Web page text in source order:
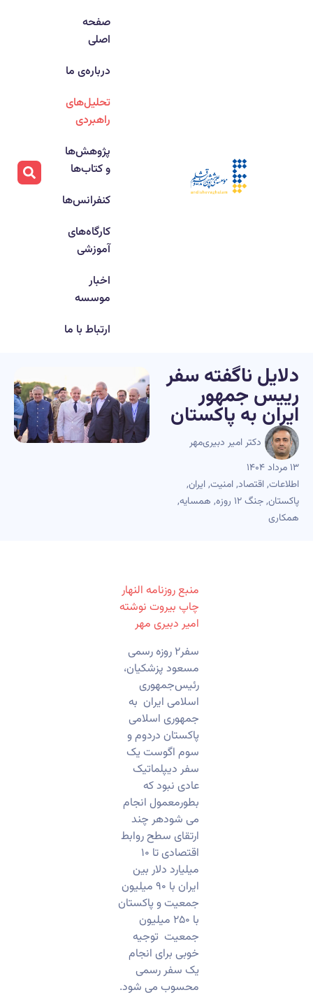
صفحه
اصلی
درباره‌ی ما
تحلیل‌های
راهبردی
پژوهش‌ها
و کتاب‌ها
کنفرانس‌ها
کارگاه‌های
آموزشی
اخبار
موسسه
ارتباط با ما
دلایل ناگفته سفر
رییس جمهور
ایران به پاکستان
دکتر امیر دبیری‌مهر
۱۳ مرداد ۱۴۰۴
اطلاعات,اقتصاد,امنیت,ایران,
پاکستان,جنگ ۱۲ روزه ,همسایه,
همکاری
منبع روزنامه النهار
چاپ بیروت نوشته
امیر دبیری مهر
سفر۲ روزه رسمی
مسعود پزشکیان،
رئیس‌جمهوری
اسلامی ایران به
جمهوری اسلامی
پاکستان دردوم و
سوم اگوست یک
سفر دیپلماتیک
عادی نبود که
بطورمعمول انجام
می شودهر چند
ارتقای سطح روابط
اقتصادی تا ۱۰
میلیارد دلار بین
ایران با ۹۰ میلیون
جمعیت و پاکستان
با ۲۵۰ میلیون
جمعیت توجیه
خوبی برای انجام
یک سفر رسمی
محسوب می شود.